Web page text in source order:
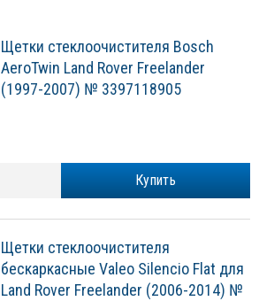
Щетки стеклоочистителя Bosch
AeroTwin Land Rover Freelander
(1997-2007) № 3397118905
Купить
Щетки стеклоочистителя
бескаркасные Valeo Silencio Flat для
Land Rover Freelander (2006-2014) №